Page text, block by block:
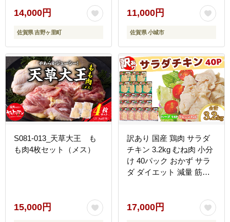
14,000円
佐賀県 吉野ヶ里町
11,000円
佐賀県 小城市
S081-013_天草大王 も
も肉4枚セット（メス）
15,000円
訳あり 国産 鶏肉 サラダ
チキン 3.2kg むね肉 小分
け 40パック おかず サラ
ダ ダイエット 減量 筋ト
ンパク質 プロテイン 糖質
制限 美容 健康 鳥 鶏 とり
17,000円